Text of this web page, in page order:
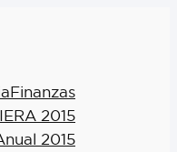
Finanzas
2015
2015